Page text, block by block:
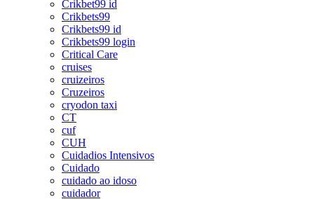
Crikbet99 id
Crikbets99
Crikbets99 id
Crikbets99 login
Critical Care
cruises
cruizeiros
Cruzeiros
cryodon taxi
CT
cuf
CUH
Cuidadios Intensivos
Cuidado
cuidado ao idoso
cuidador